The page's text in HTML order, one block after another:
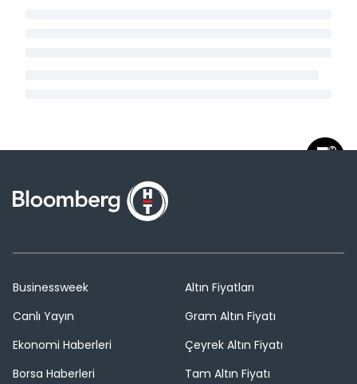
Businessweek
Canlı Yayın
Ekonomi Haberleri
Borsa Haberleri
Altın Fiyatları
Gram Altın Fiyatı
Çeyrek Altın Fiyatı
Tam Altın Fiyatı